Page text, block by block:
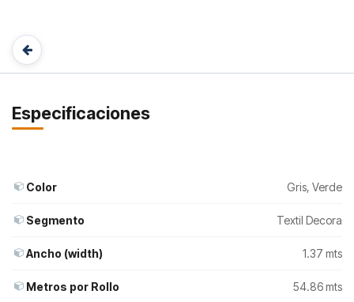
Especificaciones
Color Gris, Verde
Segmento Textil Decora
Ancho (width) 1.37 mts
Metros por Rollo 54.86 mts